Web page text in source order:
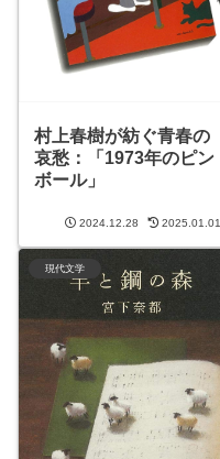
村上春樹が紡ぐ青春の
哀愁：「1973年のピン
ボール」
2024.12.28 2025.01.01
現代文学